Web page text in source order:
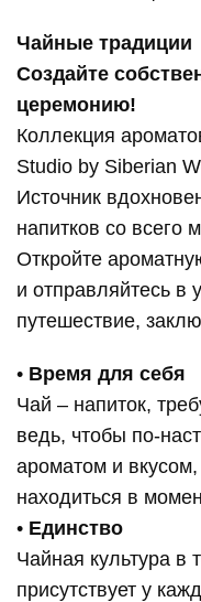
Чайные традиции
Создайте
церемонию!
Коллекция
Studio by Siberian
Источник
напитков со всего
Откройте
и отправляйтесь в
путешествие,
• Время для себя
Чай – напиток,
ведь, чтобы по-
ароматом и
находиться в
• Единство
Чайная культура в
присутствует у